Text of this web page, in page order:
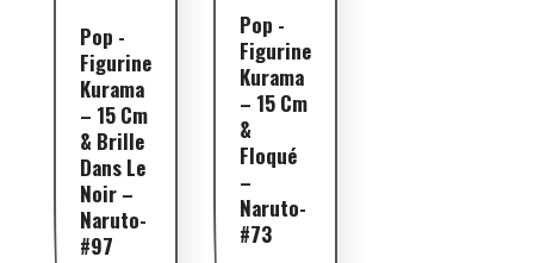
Pop -
Figurine
Kurama
– 15 Cm
& Brille
Dans Le
Noir –
Naruto-
#97
Pop -
Figurine
Kurama
– 15 Cm
&
Floqué
–
Naruto-
#73